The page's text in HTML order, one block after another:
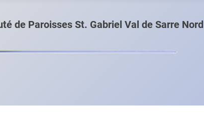
de Paroisses St. Gabriel Val de Sarre Nord